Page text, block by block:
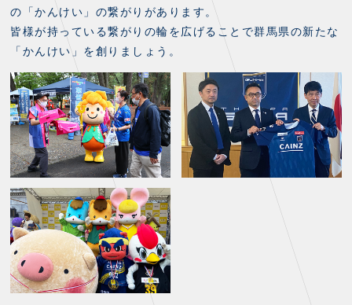
の「かんけい」の繋がりがあります。
皆様が持っている繋がりの輪を広げることで群馬県の新たな
「かんけい」を創りましょう。